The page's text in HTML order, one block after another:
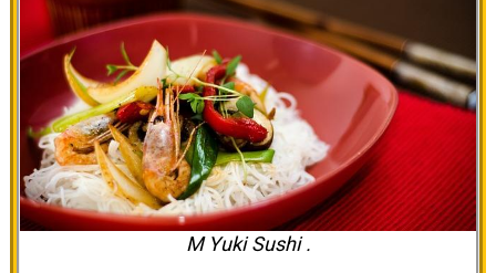
. M Yuki Sushi